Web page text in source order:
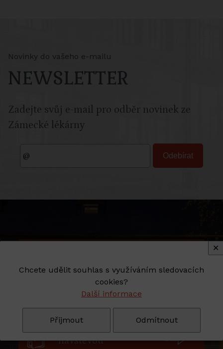
Novinky do vašeho e-mailu
NEWSLETTER
Zadejte svůj e-mail pro odběr novinek ze
Zámecké lékárny
Koupit vstupenku on-
návštěvou
Chcete udělit souhlas s využíváním sledovacích
cookies?
Další informace
Přijmout Odmítnout
✕